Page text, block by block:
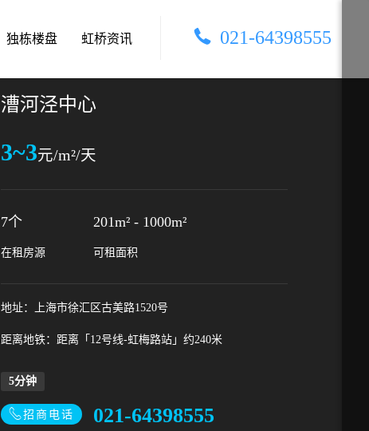
独栋楼盘 虹桥资讯 021-64398555
漕河泾中心
3~3元/m²/天
7个 201m² - 1000m²
在租房源 可租面积
地址：上海市徐汇区古美路1520号
距离地铁：距离「12号线-虹梅路站」约240米
5分钟
招商电话 021-64398555